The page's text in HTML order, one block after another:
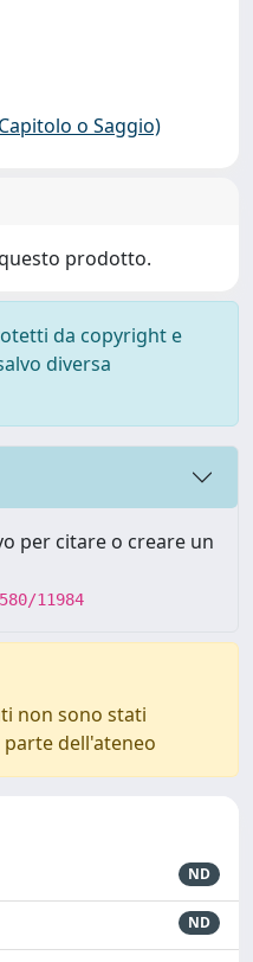
o Saggio)
prodotto.
da copyright e
diversa
per citare o creare un
11984
non sono stati
dell'ateneo
ND
ND